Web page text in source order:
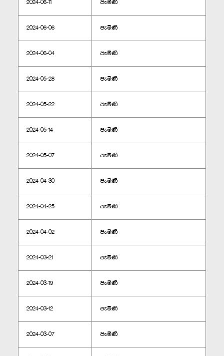
2024-06-11 පැමිණි
2024-06-06 පැමිණි
2024-06-04 පැමිණි
2024-05-28 පැමිණි
2024-05-22 පැමිණි
2024-05-14 පැමිණි
2024-05-07 පැමිණි
2024-04-30 පැමිණි
2024-04-25 පැමිණි
2024-04-02 පැමිණි
2024-03-21 පැමිණි
2024-03-19 පැමිණි
2024-03-12 පැමිණි
2024-03-07 පැමිණි